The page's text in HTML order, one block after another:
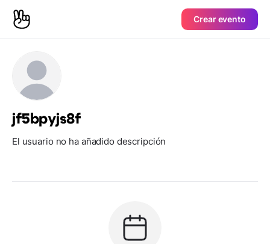
Crear evento
jf5bpyjs8f
El usuario no ha añadido descripción